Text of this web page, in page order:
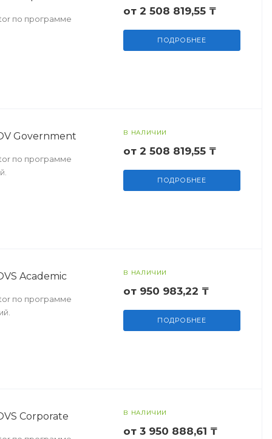
по программе
от 2 508 819,55 ₸
ПОДРОБНЕЕ
Government
по программе
В НАЛИЧИИ
от 2 508 819,55 ₸
ПОДРОБНЕЕ
Academic
по программе
В НАЛИЧИИ
от 950 983,22 ₸
ПОДРОБНЕЕ
Corporate В НАЛИЧИИ
от 3 950 888,61 ₸